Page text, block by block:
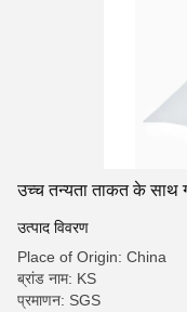
उच्च तन्यता ताकत के साथ
उत्पाद विवरण
Place of Origin: China
ब्रांड नाम: KS
प्रमाणन: SGS